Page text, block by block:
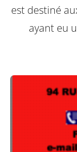
est destiné
ayant eu